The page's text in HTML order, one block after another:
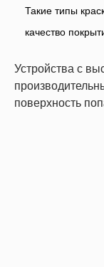
Такие типы
качество
Устройства с
поверхность